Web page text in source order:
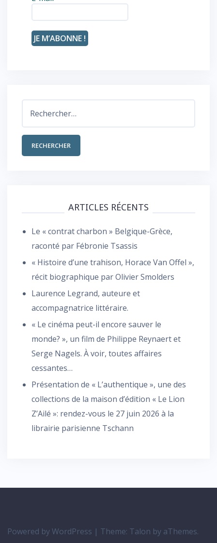
ARTICLES RÉCENTS
Le « contrat charbon » Belgique-Grèce,
raconté par Fébronie Tsassis
« Histoire d’une trahison, Horace Van Offel »,
récit biographique par Olivier Smolders
Laurence Legrand, auteure et
accompagnatrice littéraire.
« Le cinéma peut-il encore sauver le
monde? », un film de Philippe Reynaert et
Serge Nagels. À voir, toutes affaires
cessantes…
Présentation de « L’authentique », une des
collections de la maison d’édition « Le Lion
Z’Ailé »: rendez-vous le 27 juin 2026 à la
librairie parisienne Tschann
Powered by WordPress | Theme: Talon by aThemes.